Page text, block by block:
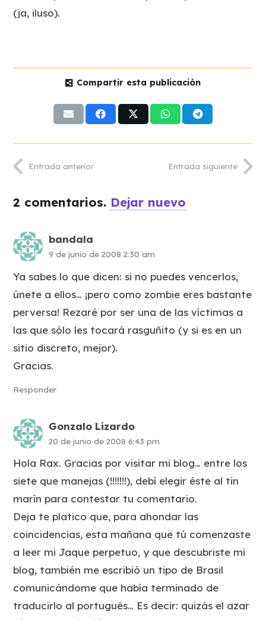
(ja, iluso).
Compartir esta publicación
Entrada anterior Entrada siguiente
2 comentarios. Dejar nuevo
bandala
9 de junio de 2008 2:30 am
Ya sabes lo que dicen: si no puedes vencerlos,
únete a ellos… ¡pero como zombie eres bastante
perversa! Rezaré por ser una de las víctimas a
las que sólo les tocará rasguñito (y si es en un
sitio discreto, mejor).
Gracias.
Responder
Gonzalo Lizardo
20 de junio de 2008 6:43 pm
Hola Rax. Gracias por visitar mi blog… entre los
siete que manejas (!!!!!!!), debí elegir éste al tin
marín para contestar tu comentario.
Deja te platico que, para ahondar las
coincidencias, esta mañana que tú comenzaste
a leer mi Jaque perpetuo, y que descubriste mi
blog, también me escribió un tipo de Brasil
comunicándome que había terminado de
traducirlo al portugués… Es decir: quizás el azar